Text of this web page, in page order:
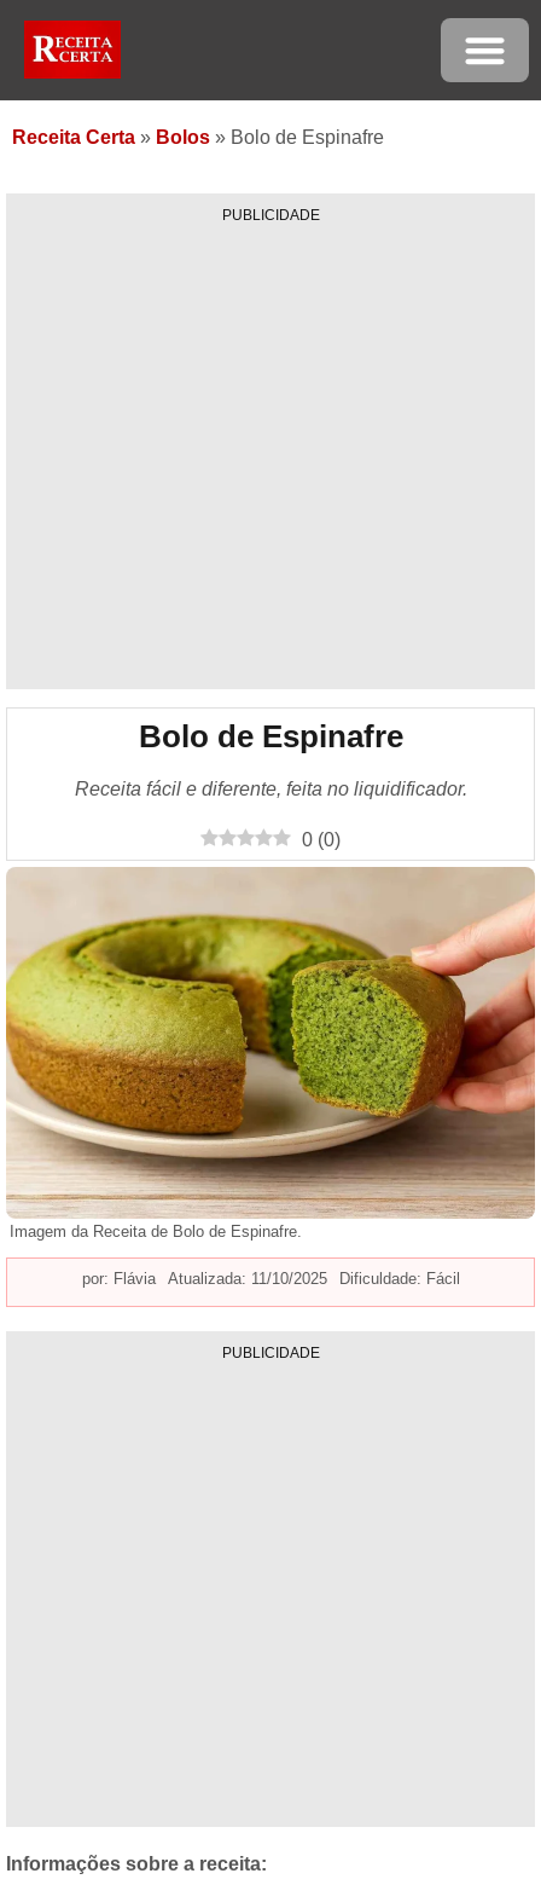
Receita Certa » Bolos » Bolo de Espinafre
PUBLICIDADE
Bolo de Espinafre
Receita fácil e diferente, feita no liquidificador.
0 (0)
Imagem da Receita de Bolo de Espinafre.
por: Flávia Atualizada: 11/10/2025 Dificuldade: Fácil
PUBLICIDADE
Informações sobre a receita: